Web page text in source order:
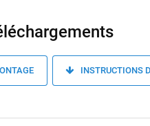
INSTRUCTIONS